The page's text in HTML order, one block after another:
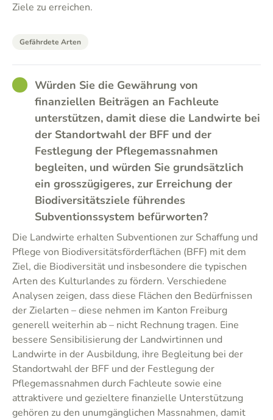
Ziele zu erreichen.
Gefährdete Arten
GOODWürden Sie die Gewährung von
finanziellen Beiträgen an Fachleute
unterstützen, damit diese die Landwirte bei
der Standortwahl der BFF und der
Festlegung der Pflegemassnahmen
begleiten, und würden Sie grundsätzlich
ein grosszügigeres, zur Erreichung der
Biodiversitätsziele führendes
Subventionssystem befürworten?
Die Landwirte erhalten Subventionen zur Schaffung und
Pflege von Biodiversitätsförderflächen (BFF) mit dem
Ziel, die Biodiversität und insbesondere die typischen
Arten des Kulturlandes zu fördern. Verschiedene
Analysen zeigen, dass diese Flächen den Bedürfnissen
der Zielarten – diese nehmen im Kanton Freiburg
generell weiterhin ab – nicht Rechnung tragen. Eine
bessere Sensibilisierung der Landwirtinnen und
Landwirte in der Ausbildung, ihre Begleitung bei der
Standortwahl der BFF und der Festlegung der
Pflegemassnahmen durch Fachleute sowie eine
attraktivere und gezieltere finanzielle Unterstützung
gehören zu den unumgänglichen Massnahmen, damit